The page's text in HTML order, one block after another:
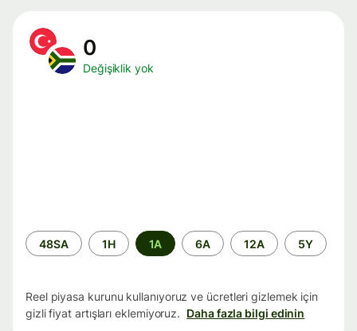
0
Değişiklik yok
Zaman
aralığı
48SA 1H 1A 6A 12A 5Y
Reel piyasa kurunu kullanıyoruz ve ücretleri gizlemek için
gizli fiyat artışları eklemiyoruz. Daha fazla bilgi edinin